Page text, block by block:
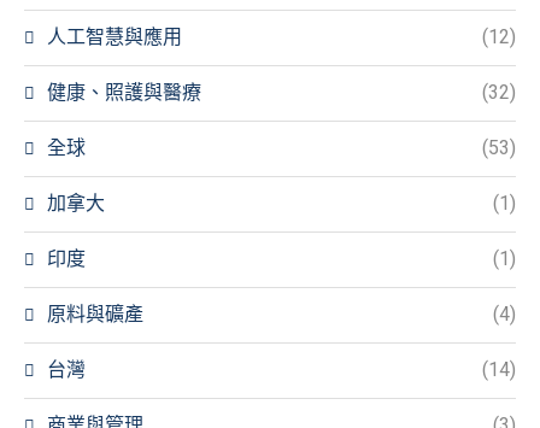
人工智慧與應用 (12)
健康、照護與醫療 (32)
全球 (53)
加拿大 (1)
印度 (1)
原料與礦產 (4)
台灣 (14)